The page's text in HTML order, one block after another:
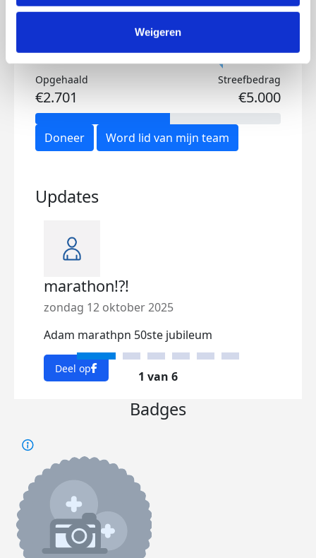
Weigeren
Opgehaald
€2.701
Streefbedrag
€5.000
Doneer Word lid van mijn team
Updates
marathon!?!
zondag 12 oktober 2025
Adam marathpn 50ste jubileum
Deel op
1 van 6
Badges